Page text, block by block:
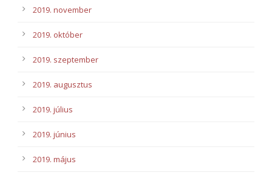
2019. november
2019. október
2019. szeptember
2019. augusztus
2019. július
2019. június
2019. május